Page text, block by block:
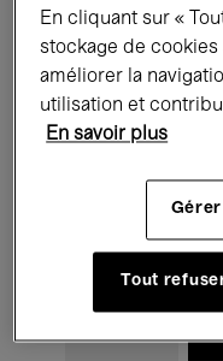
Tous les
Expositions
Rencontres &
Musique
Musique
Pour tous
En cliquant sur «
stockage de
améliorer la
utilisation et
En savoir plus
Tout